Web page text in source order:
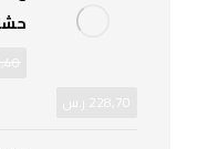
228,70 ر.س